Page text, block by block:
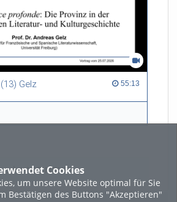
Cookies
um unsere Website optimal für Sie
Bestätigen des Buttons "Akzeptieren"
Gelz 55:13
LADE MEHR